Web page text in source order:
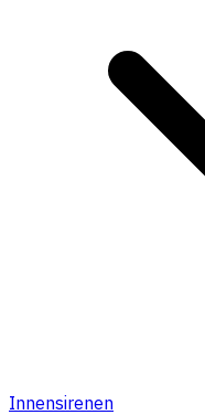
Innensirenen